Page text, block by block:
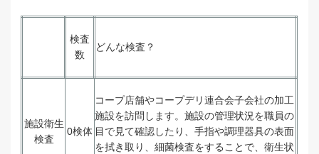
検査
数
どんな検査？
施設衛生
検査
0検体
コープ店舗やコープデリ連合会子会社の加工
施設を訪問します。施設の管理状況を職員の
目で見て確認したり、手指や調理器具の表面
を拭き取り、細菌検査をすることで、衛生状